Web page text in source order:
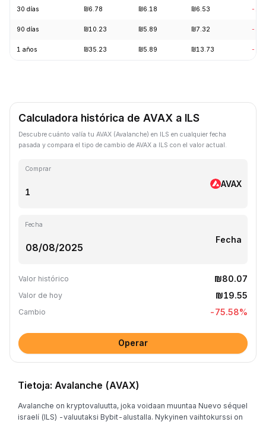
30 días ₪6.78 ₪6.18 ₪6.53 -
90 días ₪10.23 ₪5.89 ₪7.32 -
1 años ₪35.23 ₪5.89 ₪13.73 -
Calculadora histórica de AVAX a ILS
Descubre cuánto valía tu AVAX (Avalanche) en ILS en cualquier fecha
pasada y compara el tipo de cambio de AVAX a ILS con el valor actual.
Comprar
AVAX
Fecha
Fecha
Valor histórico ₪80.07
Valor de hoy ₪19.55
Cambio -75.58%
Operar
Tietoja: Avalanche (AVAX)
Avalanche on kryptovaluutta, joka voidaan muuntaa Nuevo séquel
israelí (ILS) -valuutaksi Bybit-alustalla. Nykyinen vaihtokurssi on